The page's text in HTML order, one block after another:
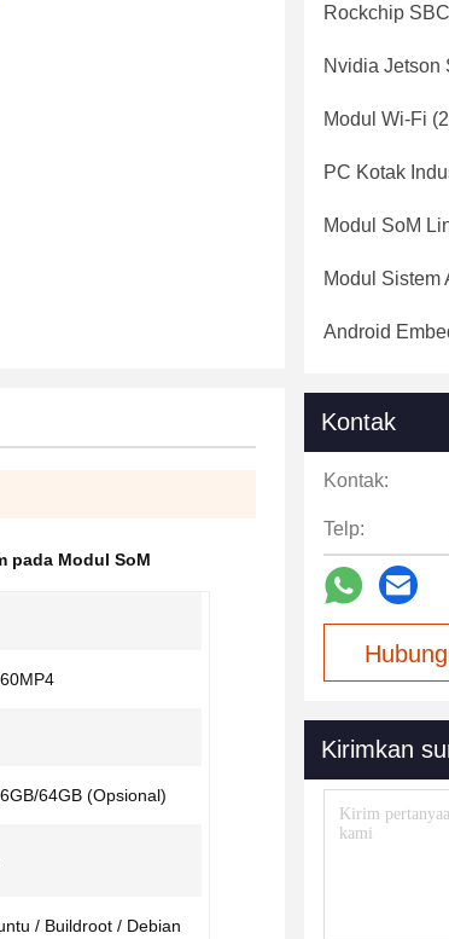
pada Modul SoM
64GB (Opsional)
/ Buildroot / Debian
Rockchip SBC
Nvidia Jetson
Modul Wi-Fi
PC Kotak
Modul SoM
Modul Sistem
Android
Kontak
Kontak:
Telp:
Kirimkan